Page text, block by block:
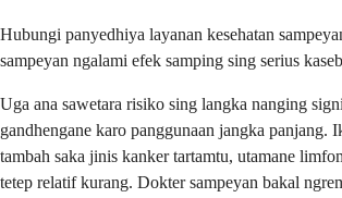
Hubungi panyedhiya layanan kesehatan
sampeyan ngalami efek samping sing serius
Uga ana sawetara risiko sing langka nanging
gandhengane karo panggunaan jangka panjang.
tambah saka jinis kanker tartamtu, utamane
tetep relatif kurang. Dokter sampeyan bakal